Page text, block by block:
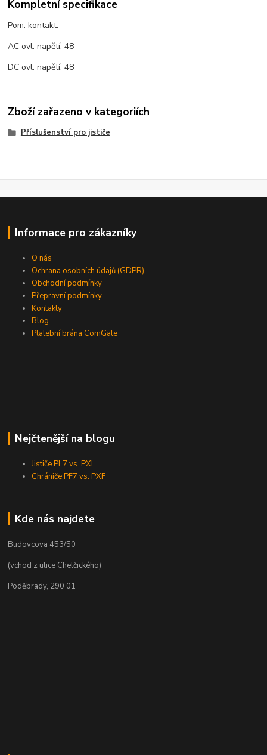
Kompletní specifikace
Pom. kontakt: -
AC ovl. napětí: 48
DC ovl. napětí: 48
Zboží zařazeno v kategoriích
Příslušenství pro jističe
Informace pro zákazníky
O nás
Ochrana osobních údajů (GDPR)
Obchodní podmínky
Přepravní podmínky
Kontakty
Blog
Platební brána ComGate
Nejčtenější na blogu
Jističe PL7 vs. PXL
Chrániče PF7 vs. PXF
Kde nás najdete
Budovcova 453/50
(vchod z ulice Chelčického)
Poděbrady, 290 01